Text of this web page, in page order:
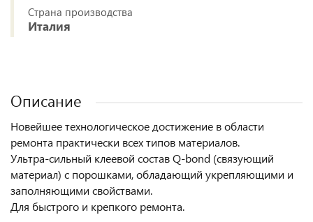
Страна производства
Италия
Описание
Новейшее технологическое достижение в области
ремонта практически всех типов материалов.
Ультра-сильный клеевой состав Q-bond (связующий
материал) с порошками, обладающий укрепляющими и
заполняющими свойствами.
Для быстрого и крепкого ремонта.